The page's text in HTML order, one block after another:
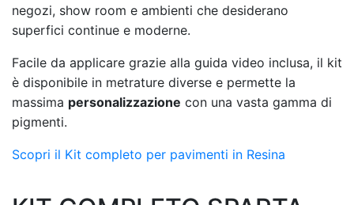
negozi, show room e ambienti che desiderano
superfici continue e moderne.
Facile da applicare grazie alla guida video inclusa, il kit
è disponibile in metrature diverse e permette la
massima personalizzazione con una vasta gamma di
pigmenti.
Scopri il Kit completo per pavimenti in Resina